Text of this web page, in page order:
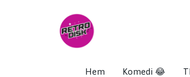
Hem Komedi 😂